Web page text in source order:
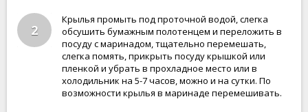
2
Крылья промыть под проточной водой, слегка
обсушить бумажным полотенцем и переложить в
посуду с маринадом, тщательно перемешать,
слегка помять, прикрыть посуду крышкой или
пленкой и убрать в прохладное место или в
холодильник на 5-7 часов, можно и на сутки. По
возможности крылья в маринаде перемешивать.